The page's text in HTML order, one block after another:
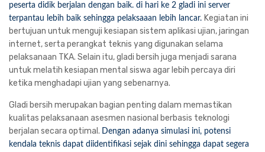
peserta didik berjalan dengan baik. di hari ke 2 gladi ini server
terpantau lebih baik sehingga pelaksaaan lebih lancar. Kegiatan ini
bertujuan untuk menguji kesiapan sistem aplikasi ujian, jaringan
internet, serta perangkat teknis yang digunakan selama
pelaksanaan TKA. Selain itu, gladi bersih juga menjadi sarana
untuk melatih kesiapan mental siswa agar lebih percaya diri
ketika menghadapi ujian yang sebenarnya.
Gladi bersih merupakan bagian penting dalam memastikan
kualitas pelaksanaan asesmen nasional berbasis teknologi
berjalan secara optimal.
Dengan adanya simulasi ini, potensi
kendala teknis dapat diidentifikasi sejak dini sehingga dapat segera